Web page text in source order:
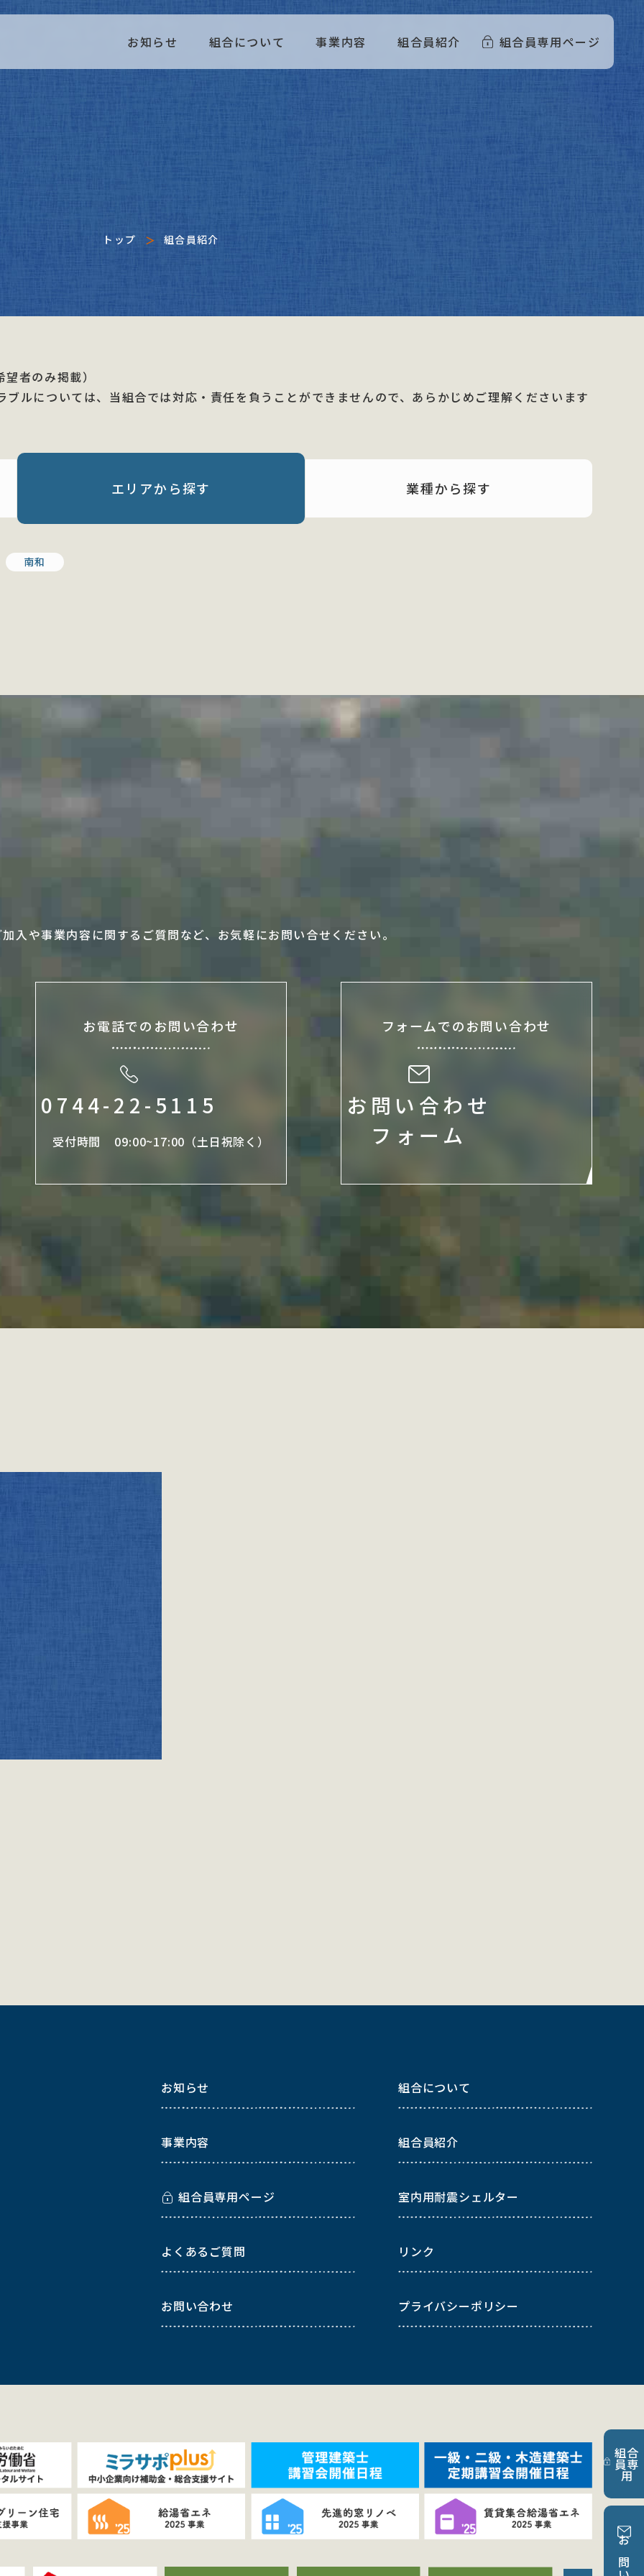
お知らせ 組合について 事業内容 組合員紹介 組合員専用ページ
組合
員専
用
トップ 組合員紹介
者のみ掲載）
ルについては、当組合では対応・責任を負うことができませんので、あらかじめご理解くださいます
エリアから探す 業種から探す
南和
入や事業内容に関するご質問など、 お気軽にお問い合せください。
お電話でのお問い合わせ
0744-22-5115
受付時間 09:00~17:00 （土日祝除く）
フォームでのお問い合わせ
お問い合わせ
フォーム
お知らせ 組合について
事業内容 組合員紹介
組合員専用ページ 室内用耐震シェルター
よくあるご質問 リンク
お問い合わせ プライバシーポリシー